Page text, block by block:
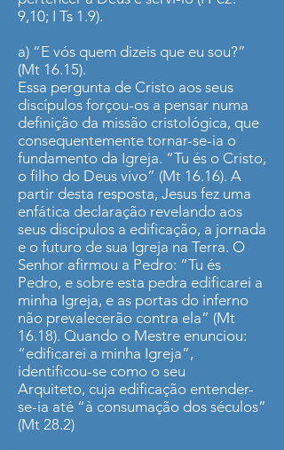
9,10; I Ts 1.9).
a) “E vós quem dizeis que eu sou?”
(Mt 16.15).
Essa pergunta de Cristo aos seus
discípulos forçou-os a pensar numa
definição da missão cristológica, que
consequentemente tornar-se-ia o
fundamento da Igreja. “Tu és o Cristo,
o filho do Deus vivo” (Mt 16.16). A
partir desta resposta, Jesus fez uma
enfática declaração revelando aos
seus discípulos a edificação, a jornada
e o futuro de sua Igreja na Terra. O
Senhor afirmou a Pedro: “Tu és
Pedro, e sobre esta pedra edificarei a
minha Igreja, e as portas do inferno
não prevalecerão contra ela” (Mt
16.18). Quando o Mestre enunciou:
“edificarei a minha Igreja”,
identificou-se como o seu
Arquiteto, cuja edificação entender-
se-ia até “à consumação dos séculos”
(Mt 28.2)